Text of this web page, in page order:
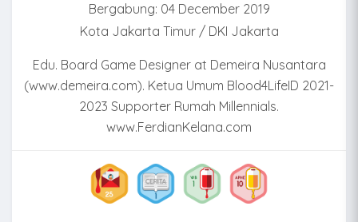
Bergabung: 04 December 2019
Kota Jakarta Timur / DKI Jakarta
Edu. Board Game Designer at Demeira Nusantara
(www.demeira.com). Ketua Umum Blood4LifeID 2021-
2023 Supporter Rumah Millennials.
www.FerdianKelana.com